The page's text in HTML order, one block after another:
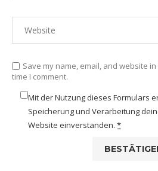
Save my name, email, and website
time I comment.
Mit der Nutzung dieses Formulars
Speicherung und Verarbeitung
Website einverstanden. *